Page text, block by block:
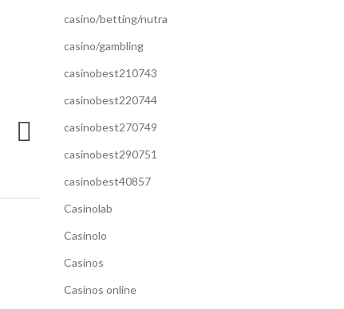
casino/betting/nutra
casino/gambling
casinobest210743
casinobest220744
casinobest270749
casinobest290751
casinobest40857
Casinolab
Casinolo
Casinos
Casinos online